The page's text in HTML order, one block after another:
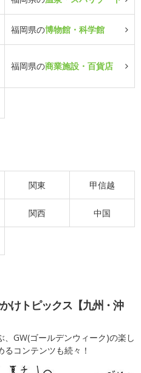
福岡県の博物館・科学館
福岡県の商業施設・百貨店
関東 甲信越
関西 中国
けトピックス【九州・沖
、GW(ゴールデンウィーク)の楽し
コンテンツも続々！